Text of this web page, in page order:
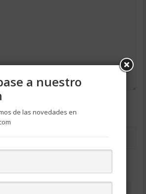
a nuestro
de las novedades en